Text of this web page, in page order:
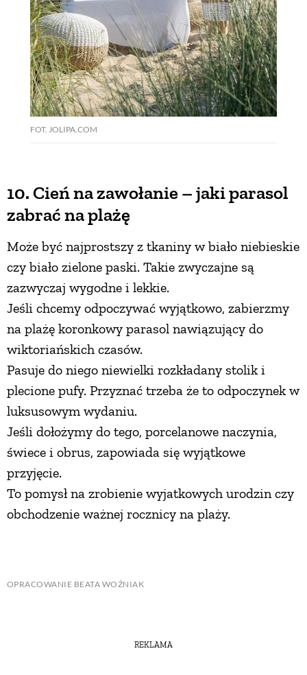
FOT. JOLIPA.COM
10. Cień na zawołanie – jaki parasol
zabrać na plażę
Może być najprostszy z tkaniny w biało niebieskie
czy biało zielone paski. Takie zwyczajne są
zazwyczaj wygodne i lekkie.
Jeśli chcemy odpoczywać wyjątkowo, zabierzmy
na plażę koronkowy parasol nawiązujący do
wiktoriańskich czasów.
Pasuje do niego niewielki rozkładany stolik i
plecione pufy. Przyznać trzeba że to odpoczynek w
luksusowym wydaniu.
Jeśli dołożymy do tego, porcelanowe naczynia,
świece i obrus, zapowiada się wyjątkowe
przyjęcie.
To pomysł na zrobienie wyjatkowych urodzin czy
obchodzenie ważnej rocznicy na plaży.
OPRACOWANIE BEATA WOŹNIAK
REKLAMA